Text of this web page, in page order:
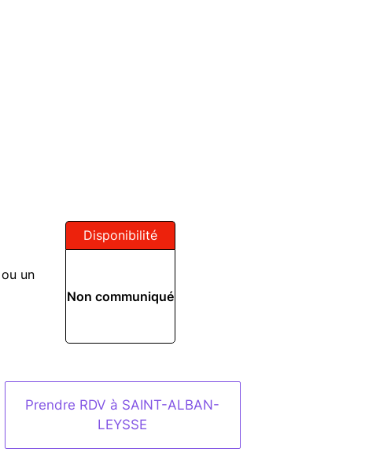
un
Disponibilité
Non communiqué
Prendre RDV à SAINT-ALBAN-
LEYSSE